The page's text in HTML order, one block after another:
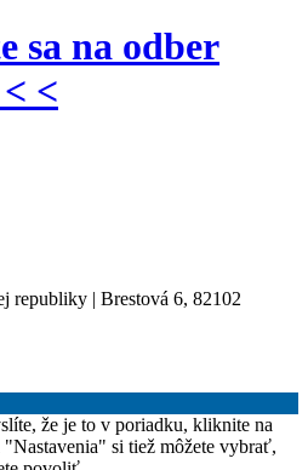
sa na odber
<
republiky | Brestová 6, 82102
že je to v poriadku, kliknite na
si tiež môžete vybrať,